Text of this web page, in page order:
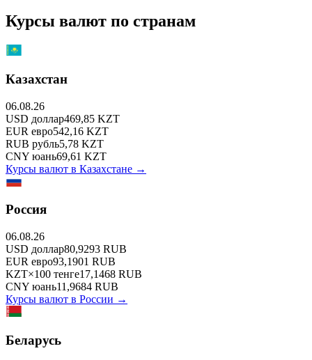
Курсы валют по странам
Казахстан
06.08.26
USD доллар469,85 KZT
EUR евро542,16 KZT
RUB рубль5,78 KZT
CNY юань69,61 KZT
Курсы валют в Казахстане →
Россия
06.08.26
USD доллар80,9293 RUB
EUR евро93,1901 RUB
KZT×100 тенге17,1468 RUB
CNY юань11,9684 RUB
Курсы валют в России →
Беларусь